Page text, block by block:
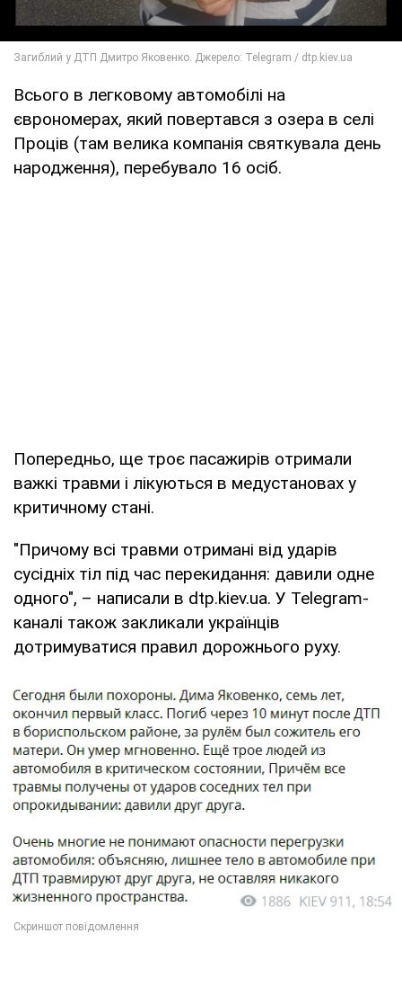
Всього в легковому автомобілі на
єврономерах, який повертався з озера в селі
Проців (там велика компанія святкувала день
народження), перебувало 16 осіб.
Попередньо, ще троє пасажирів отримали
важкі травми і лікуються в медустановах у
критичному стані.
"Причому всі травми отримані від ударів
сусідніх тіл під час перекидання: давили одне
одного", – написали в dtp.kiev.ua. У Telegram-
каналі також закликали українців
дотримуватися правил дорожнього руху.